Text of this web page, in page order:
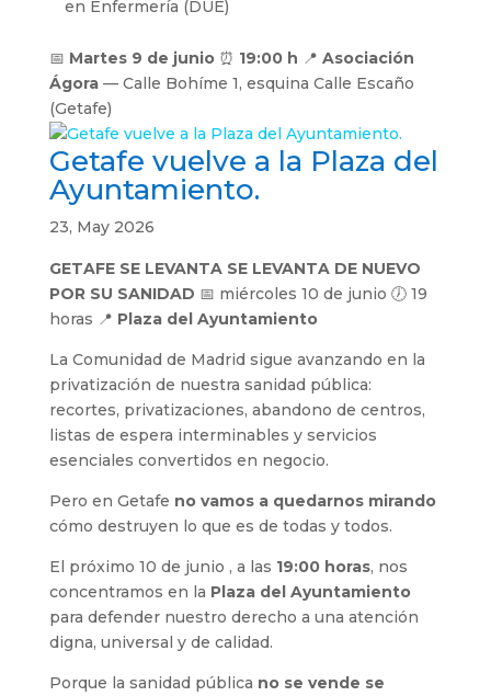
en Enfermería (DUE)
📅 Martes 9 de junio⏰ 19:00 h 📍 Asociación
Ágora— Calle Bohíme 1, esquina Calle Escaño
(Getafe)
Getafe vuelve a la Plaza del
Ayuntamiento.
23, May 2026
GETAFE SE LEVANTA SE LEVANTA DE NUEVO
POR SU SANIDAD 📅 miércoles 10 de junio 🕖 19
horas 📍 Plaza del Ayuntamiento
La Comunidad de Madrid sigue avanzando en la
privatización de nuestra sanidad pública:
recortes, privatizaciones, abandono de centros,
listas de espera interminables y servicios
esenciales convertidos en negocio.
Pero en Getafe no vamos a quedarnos mirando
cómo destruyen lo que es de todas y todos.
El próximo 10 de junio , a las 19:00 horas, nos
concentramos en la Plaza del Ayuntamiento
para defender nuestro derecho a una atención
digna, universal y de calidad.
Porque la sanidad pública no se vende se